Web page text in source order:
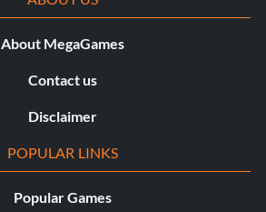
About MegaGames
Contact us
Disclaimer
POPULAR LINKS
Popular Games